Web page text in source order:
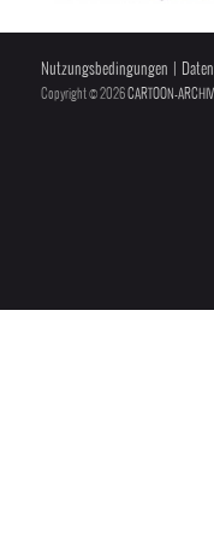
Nutzungsbedingungen
Copyright © 2026CARTOON-ARCHIV